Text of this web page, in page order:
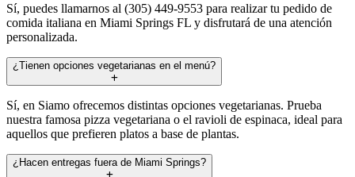
Sí, puedes llamarnos al (305) 449-9553 para realizar tu pedido de
comida italiana en Miami Springs FL y disfrutará de una atención
personalizada.
¿Tienen opciones vegetarianas en el menú?
Sí, en Siamo ofrecemos distintas opciones vegetarianas. Prueba
nuestra famosa pizza vegetariana o el ravioli de espinaca, ideal para
aquellos que prefieren platos a base de plantas.
¿Hacen entregas fuera de Miami Springs?